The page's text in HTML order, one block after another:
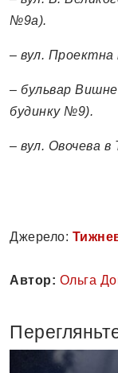
№9а).
– вул. Проектна
– бульвар
будинку №9).
– вул. Овочева в
Джерело:
Автор: Ольга